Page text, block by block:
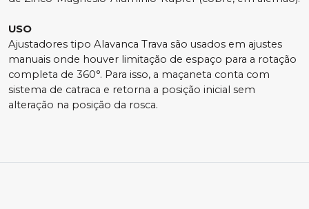
USO
Ajustadores tipo Alavanca Trava são usados em ajustes
manuais onde houver limitação de espaço para a rotação
completa de 360°. Para isso, a maçaneta conta com
sistema de catraca e retorna a posição inicial sem
alteração na posição da rosca.